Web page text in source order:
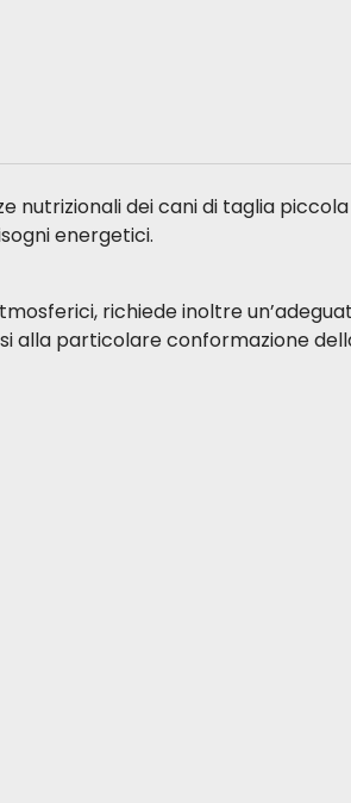
dei cani di taglia piccola
energetici.
richiede inoltre
alla particolare conformazione